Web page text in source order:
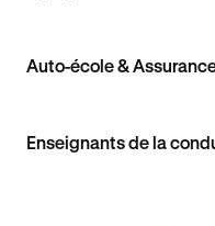
Auto-école &
Enseignants de la